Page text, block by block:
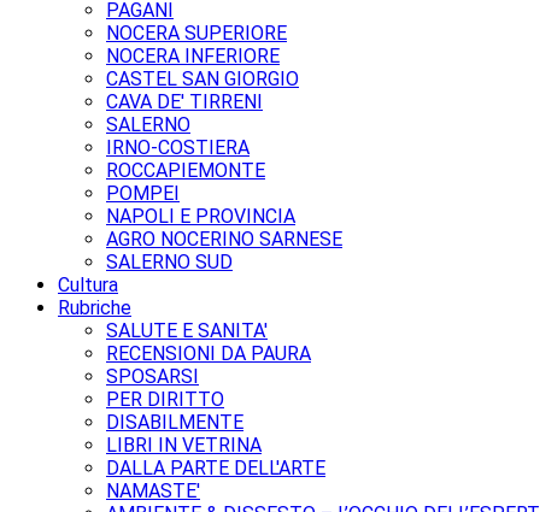
PAGANI
NOCERA SUPERIORE
NOCERA INFERIORE
CASTEL SAN GIORGIO
CAVA DE' TIRRENI
SALERNO
IRNO-COSTIERA
ROCCAPIEMONTE
POMPEI
NAPOLI E PROVINCIA
AGRO NOCERINO SARNESE
SALERNO SUD
Cultura
Rubriche
SALUTE E SANITA'
RECENSIONI DA PAURA
SPOSARSI
PER DIRITTO
DISABILMENTE
LIBRI IN VETRINA
DALLA PARTE DELL'ARTE
NAMASTE'